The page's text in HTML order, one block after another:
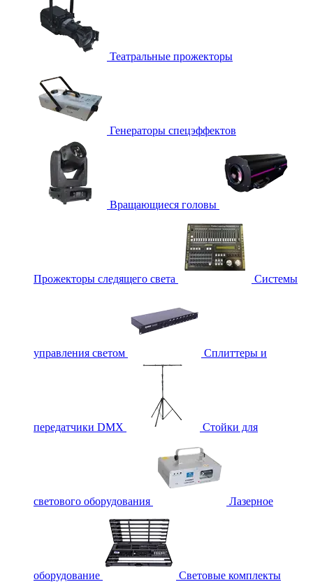
Театральные прожекторы
Генераторы спецэффектов
Вращающиеся головы
Прожекторы следящего света Системы
управления светом Сплиттеры и
передатчики DMX Стойки для
светового оборудования Лазерное
оборудование Световые комплекты